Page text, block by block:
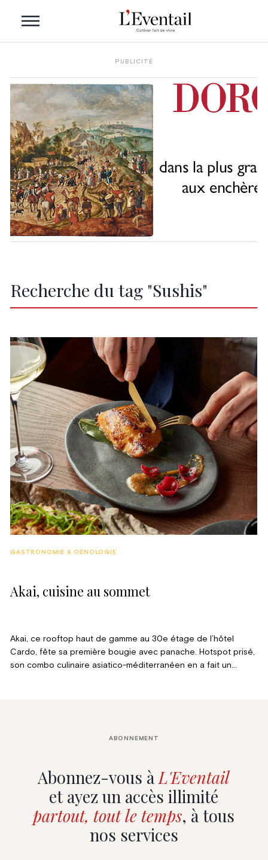
PUBLICITÉ
Recherche du tag "Sushis"
Akai, cuisine au sommet
GASTRONOMIE & OENOLOGIE
Akai, ce rooftop haut de gamme au 30e étage de l’hôtel
Cardo, fête sa première bougie avec panache. Hotspot prisé,
son combo culinaire asiatico-méditerranéen en a fait un
Abonnez-vous àL'Eventail
et ayez un accès illimité
partout, tout le temps, à tous
nos services
ABONNEMENT